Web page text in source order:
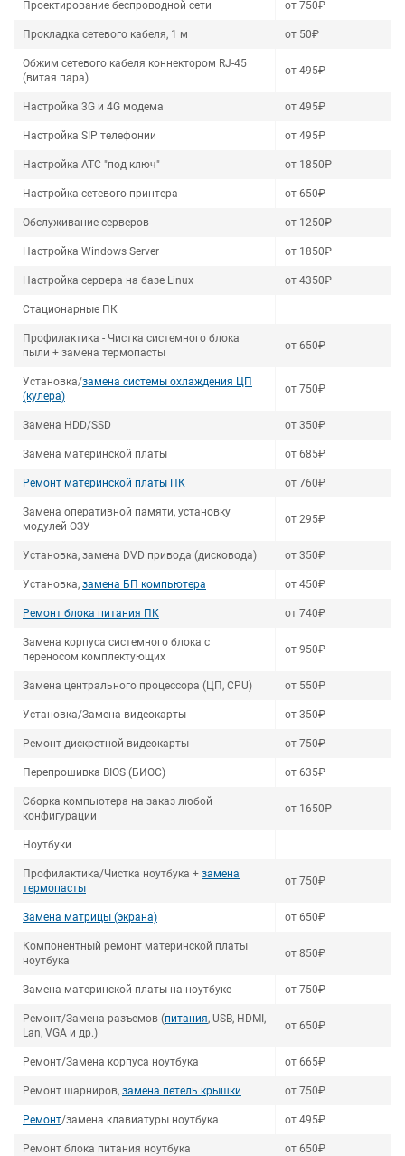
Проектирование беспроводной сети от 750₽
Прокладка сетевого кабеля, 1 м от 50₽
Обжим сетевого кабеля коннектором RJ-45
(витая пара)
от 495₽
Настройка 3G и 4G модема от 495₽
Настройка SIP телефонии от 495₽
Настройка АТС "под ключ" от 1850₽
Настройка сетевого принтера от 650₽
Обслуживание серверов от 1250₽
Настройка Windows Server от 1850₽
Настройка сервера на базе Linux от 4350₽
Стационарные ПК
Профилактика - Чистка системного блока
пыли + замена термопасты
от 650₽
Установка/замена системы охлаждения ЦП
(кулера)
от 750₽
Замена HDD/SSD от 350₽
Замена материнской платы от 685₽
Ремонт материнской платы ПК от 760₽
Замена оперативной памяти, установку
модулей ОЗУ
от 295₽
Установка, замена DVD привода (дисковода) от 350₽
Установка, замена БП компьютера от 450₽
Ремонт блока питания ПК от 740₽
Замена корпуса системного блока с
переносом комплектующих
от 950₽
Замена центрального процессора (ЦП, CPU) от 550₽
Установка/Замена видеокарты от 350₽
Ремонт дискретной видеокарты от 750₽
Перепрошивка BIOS (БИОС) от 635₽
Сборка компьютера на заказ любой
конфигурации
от 1650₽
Ноутбуки
Профилактика/Чистка ноутбука + замена
термопасты
от 750₽
Замена матрицы (экрана) от 650₽
Компонентный ремонт материнской платы
ноутбука
от 850₽
Замена материнской платы на ноутбуке от 750₽
Ремонт/Замена разъемов (питания, USB, HDMI,
Lan, VGA и др.)
от 650₽
Ремонт/Замена корпуса ноутбука от 665₽
Ремонт шарниров, замена петель крышки от 750₽
Ремонт/замена клавиатуры ноутбука от 495₽
Ремонт блока питания ноутбука от 650₽